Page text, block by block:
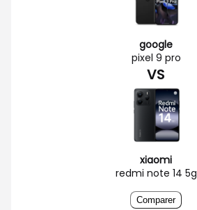
google
pixel 9 pro
VS
xiaomi
redmi note 14 5g
Comparer